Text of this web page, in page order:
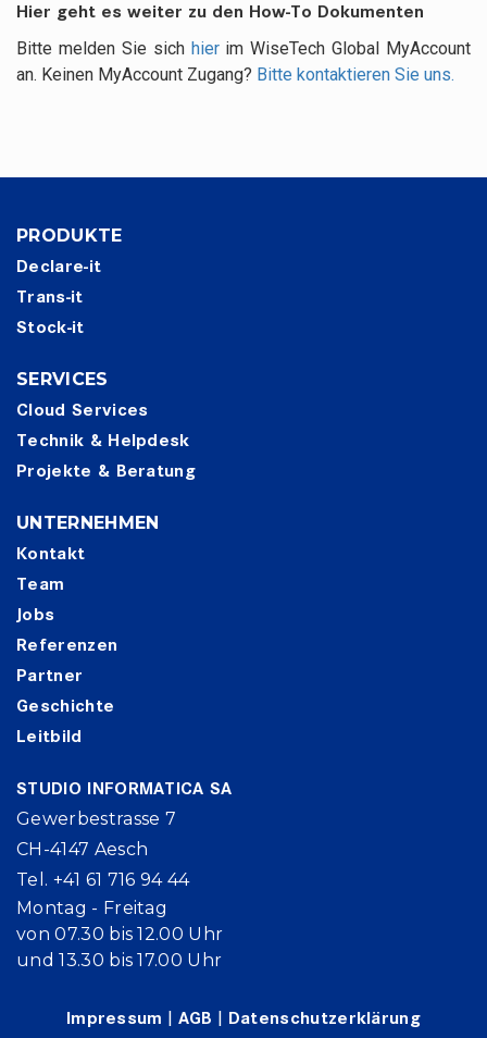
Hier geht es weiter zu den How-To Dokumenten
Bitte melden Sie sich hierim WiseTech Global MyAccount
an. Keinen MyAccount Zugang? Bitte kontaktieren Sie uns.
PRODUKTE
Declare-it
Trans-it
Stock-it
SERVICES
Cloud Services
Technik & Helpdesk
Projekte & Beratung
UNTERNEHMEN
Kontakt
Team
Jobs
Referenzen
Partner
Geschichte
Leitbild
STUDIO INFORMATICA SA
Gewerbestrasse 7
CH-4147 Aesch
Tel. +41 61 716 94 44
Montag - Freitag
von 07.30 bis 12.00 Uhr
und 13.30 bis 17.00 Uhr
Impressum | AGB | Datenschutzerklärung